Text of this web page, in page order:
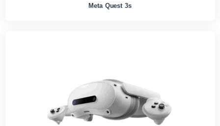
Meta Quest 3s